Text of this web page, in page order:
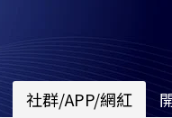
社群/APP/網紅